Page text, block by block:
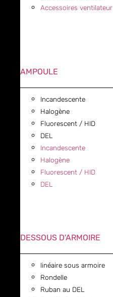
Accessoires ventilateur
AMPOULE
Incandescente
Halogène
Fluorescent / HID
DEL
Incandescente
Halogène
Fluorescent / HID
DEL
DESSOUS D'ARMOIRE
linéaire sous armoire
Rondelle
Ruban au DEL